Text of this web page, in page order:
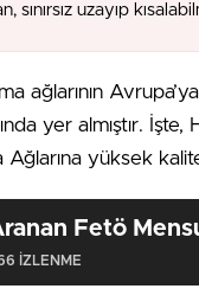
sınırsız uzayıp
ağlarının
yer almıştır. İşte,
yüksek
Fetö
IZLENME